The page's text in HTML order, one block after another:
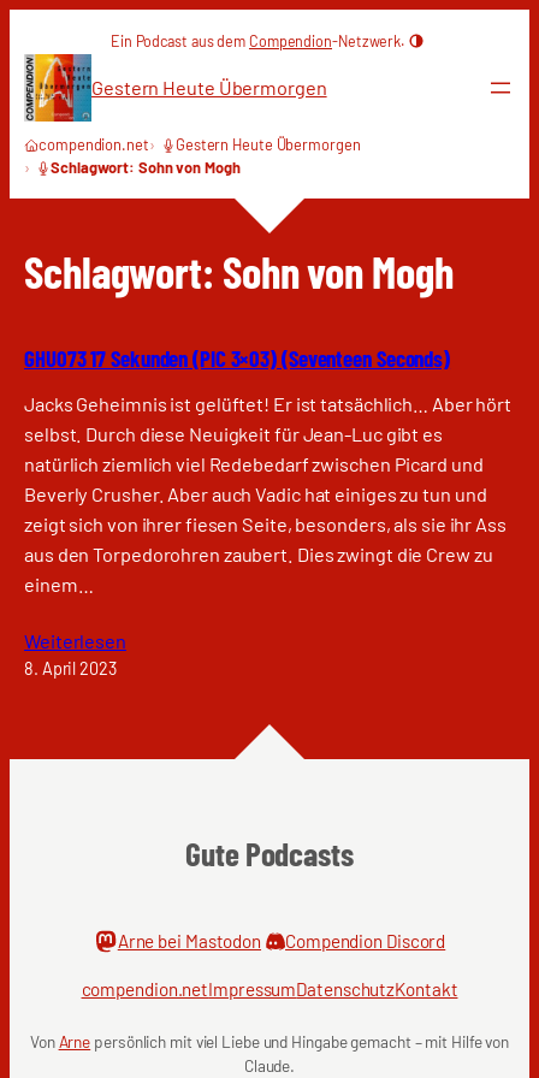
Inhalt
springen
Ein Podcast aus dem Compendion-Netzwerk.
Gestern Heute Übermorgen
compendion.net
Gestern Heute Übermorgen
Schlagwort: Sohn von Mogh
Schlagwort: Sohn von Mogh
GHU073 17 Sekunden (PIC 3×03) (Seventeen Seconds)
Jacks Geheimnis ist gelüftet! Er ist tatsächlich… Aber hört
selbst. Durch diese Neuigkeit für Jean-Luc gibt es
natürlich ziemlich viel Redebedarf zwischen Picard und
Beverly Crusher. Aber auch Vadic hat einiges zu tun und
zeigt sich von ihrer fiesen Seite, besonders, als sie ihr Ass
aus den Torpedorohren zaubert. Dies zwingt die Crew zu
einem…
Weiterlesen
8. April 2023
Gute Podcasts
Arne bei Mastodon Compendion Discord
compendion.netImpressumDatenschutzKontakt
VonArne persönlich mit viel Liebe und Hingabe gemacht – mit Hilfe von
Claude.